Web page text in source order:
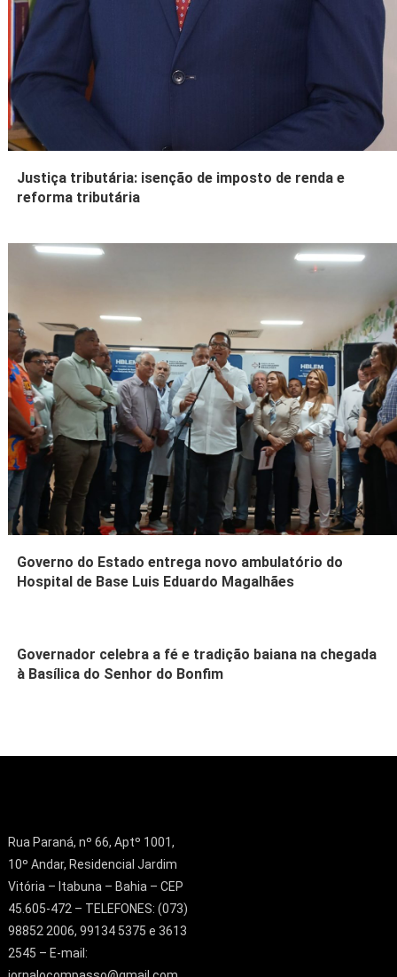
Justiça tributária: isenção de imposto de renda e
reforma tributária
Governo do Estado entrega novo ambulatório do
Hospital de Base Luis Eduardo Magalhães
Governador celebra a fé e tradição baiana na chegada
à Basílica do Senhor do Bonfim
Rua Paraná, nº 66, Aptº 1001,
10º Andar, Residencial Jardim
Vitória – Itabuna – Bahia – CEP
45.605-472 – TELEFONES: (073)
98852 2006, 99134 5375 e 3613
2545 – E-mail: